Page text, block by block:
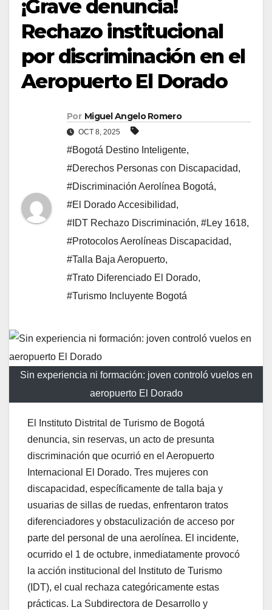
¡Grave denuncia!
Rechazo institucional
por discriminación en el
Aeropuerto El Dorado
Por Miguel Angelo Romero
OCT 8, 2025
#Bogotá Destino Inteligente,
#Derechos Personas con Discapacidad,
#Discriminación Aerolínea Bogotá,
#El Dorado Accesibilidad,
#IDT Rechazo Discriminación, #Ley 1618,
#Protocolos Aerolíneas Discapacidad,
#Talla Baja Aeropuerto,
#Trato Diferenciado El Dorado,
#Turismo Incluyente Bogotá
Sin experiencia ni formación: joven controló vuelos en
aeropuerto El Dorado
El Instituto Distrital de Turismo de Bogotá
denuncia, sin reservas, un acto de presunta
discriminación que ocurrió en el Aeropuerto
Internacional El Dorado. Tres mujeres con
discapacidad, específicamente de talla baja y
usuarias de sillas de ruedas, enfrentaron tratos
diferenciadores y obstaculización de acceso por
parte del personal de una aerolínea. El incidente,
ocurrido el 1 de octubre, inmediatamente provocó
la acción institucional del Instituto de Turismo
(IDT), el cual rechaza categóricamente estas
prácticas. La Subdirectora de Desarrollo y